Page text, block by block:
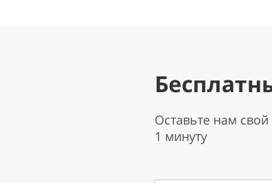
Оставьте нам
1 минуту